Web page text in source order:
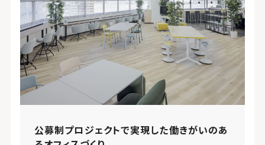
公募制プロジェクトで実現した働きがいのあ